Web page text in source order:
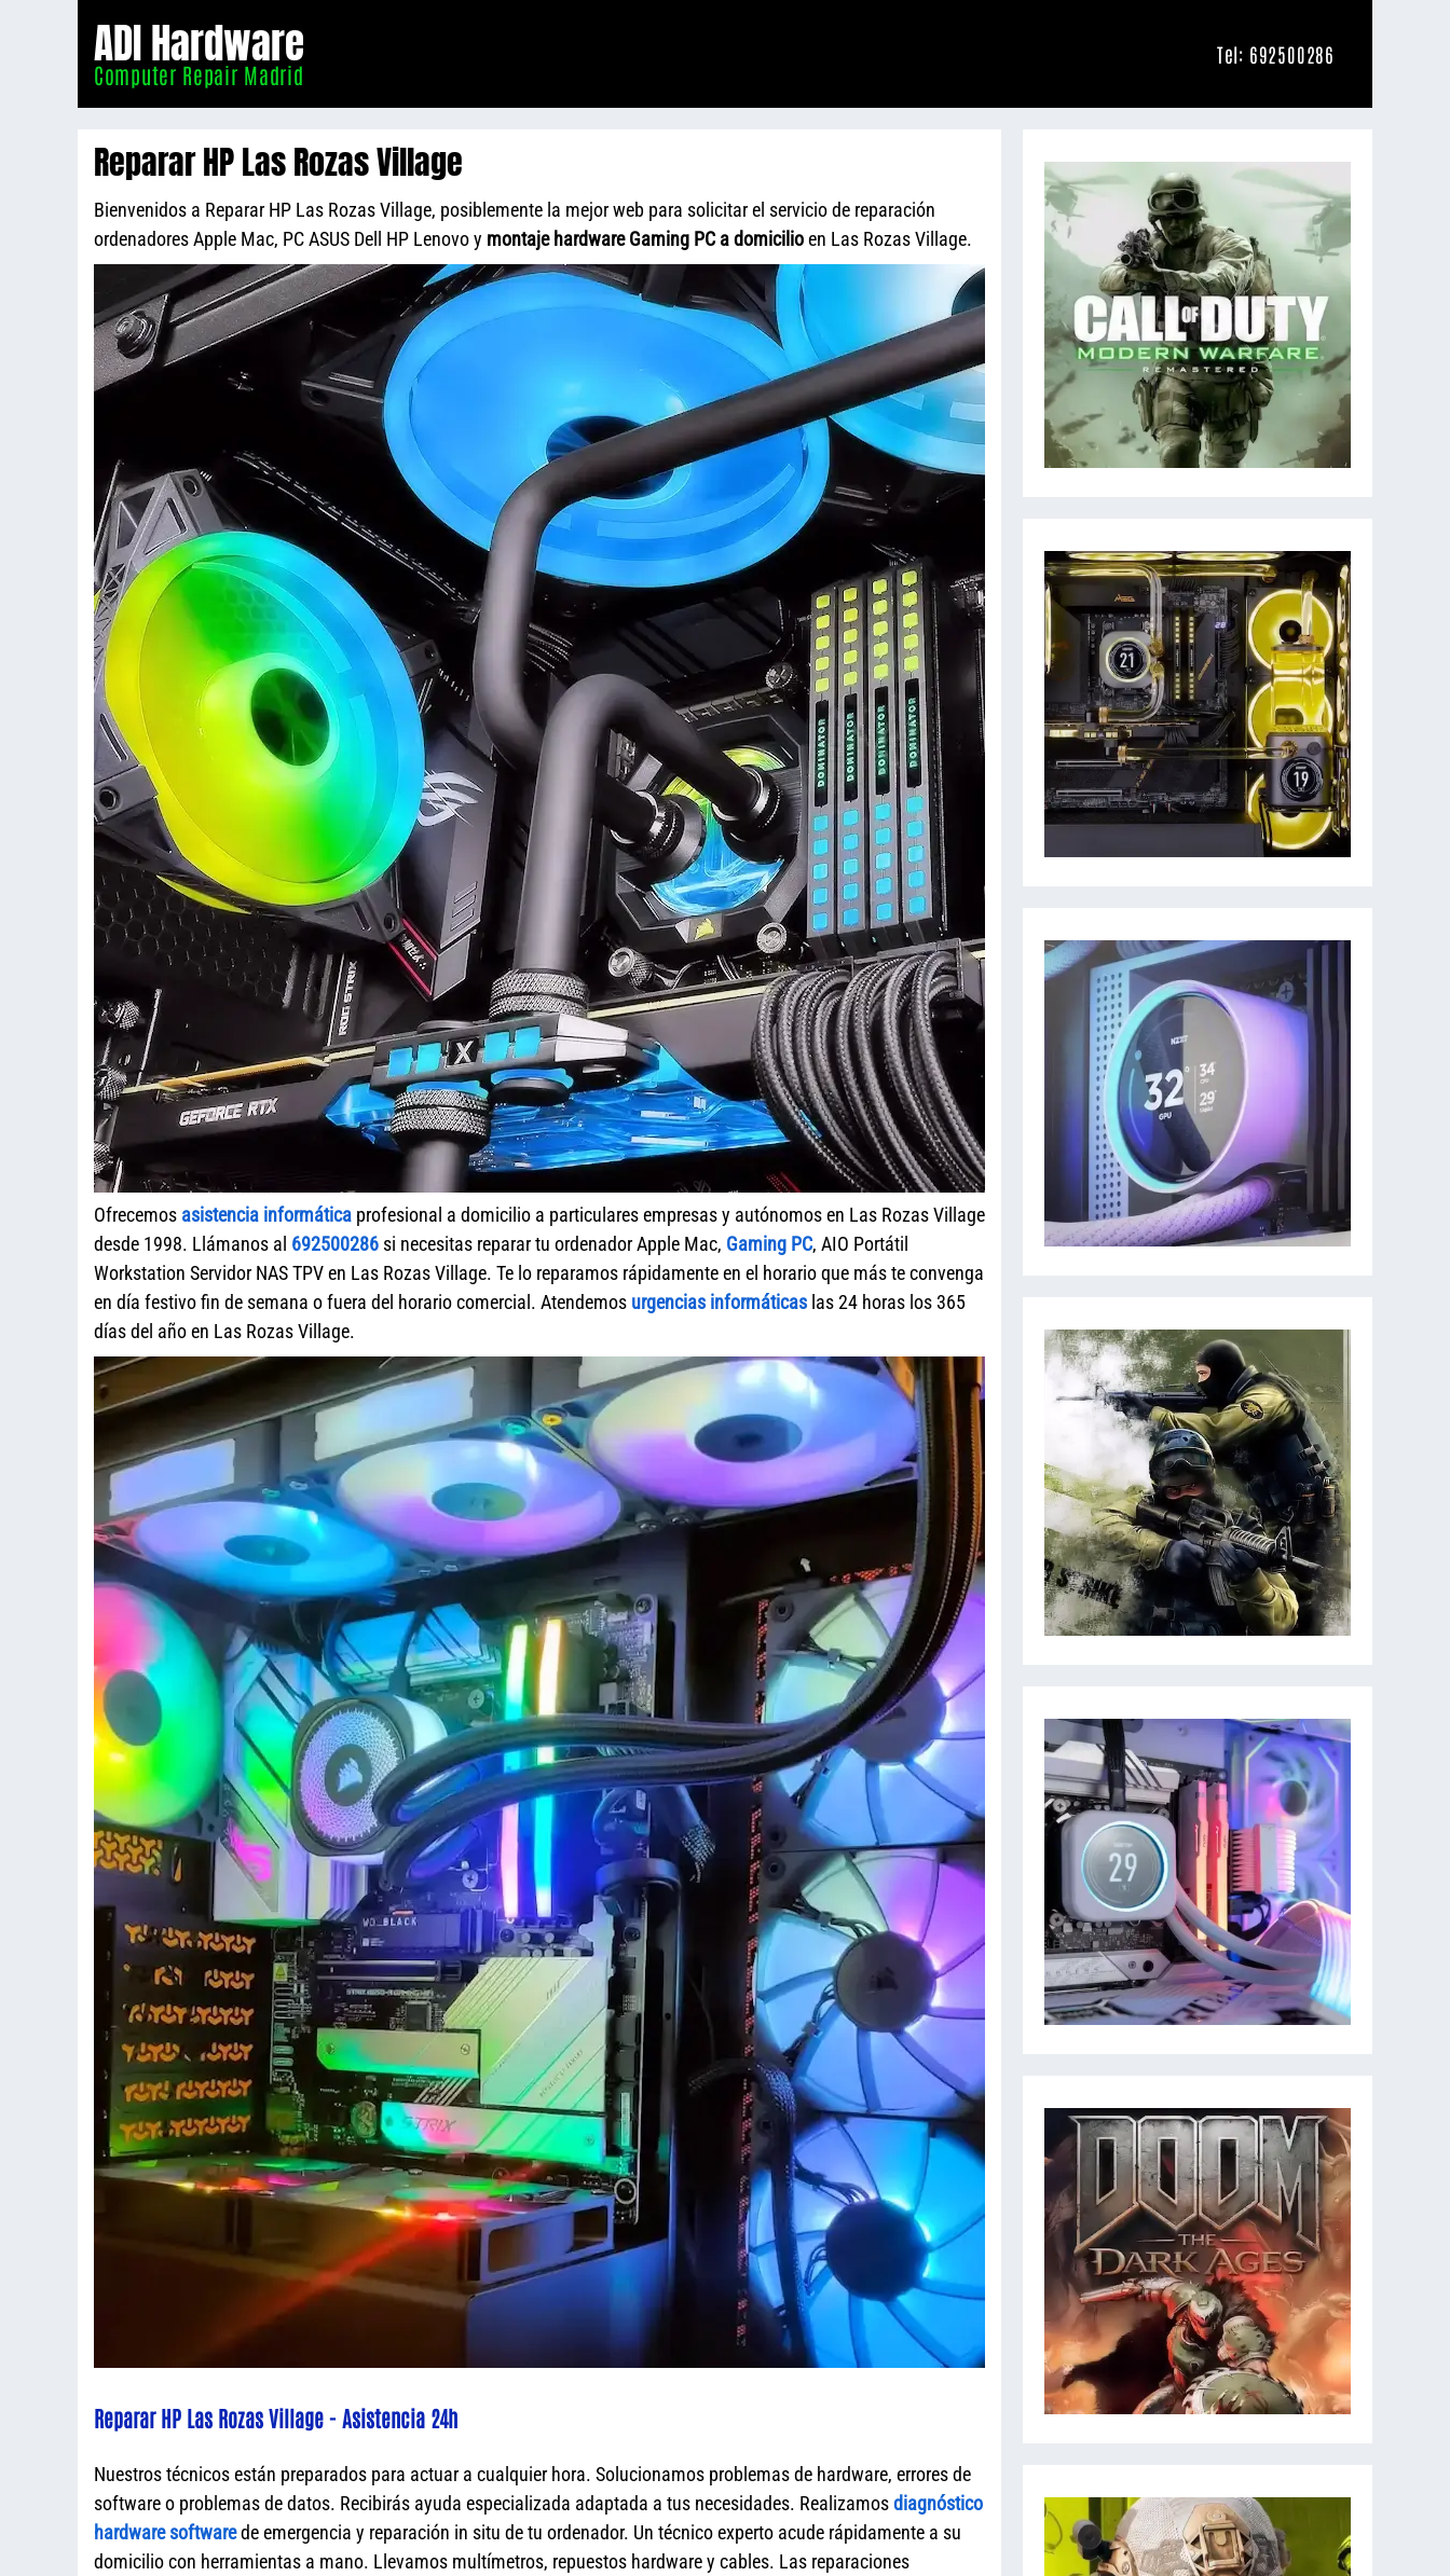
ADI Hardware
Computer Repair Madrid
Tel: 692500286
Reparar HP Las Rozas Village
Bienvenidos a Reparar HP Las Rozas Village, posiblemente la mejor web para solicitar el servicio de reparación
ordenadores Apple Mac, PC ASUS Dell HP Lenovo y montaje hardware Gaming PC a domicilioen Las Rozas Village.
Ofrecemos asistencia informática profesional a domicilio a particulares empresas y autónomos en Las Rozas Village
desde 1998. Llámanos al 692500286 si necesitas reparar tu ordenador Apple Mac, Gaming PC, AIO Portátil
Workstation Servidor NAS TPV en Las Rozas Village. Te lo reparamos rápidamente en el horario que más te convenga
en día festivo fin de semana o fuera del horario comercial. Atendemos urgencias informáticas las 24 horas los 365
días del año en Las Rozas Village.
Reparar HP Las Rozas Village - Asistencia 24h
Nuestros técnicos están preparados para actuar a cualquier hora. Solucionamos problemas de hardware, errores de
software o problemas de datos. Recibirás ayuda especializada adaptada a tus necesidades. Realizamosdiagnóstico
hardware softwarede emergencia y reparación in situ de tu ordenador. Un técnico experto acude rápidamente a su
domicilio con herramientas a mano. Llevamos multímetros, repuestos hardware y cables. Las reparaciones